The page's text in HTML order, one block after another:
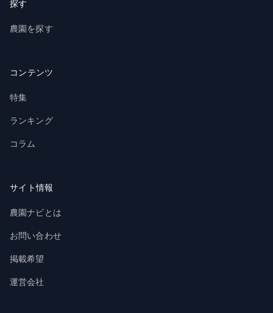
探す
農園を探す
コンテンツ
特集
ランキング
コラム
サイト情報
農園ナビとは
お問い合わせ
掲載希望
運営会社